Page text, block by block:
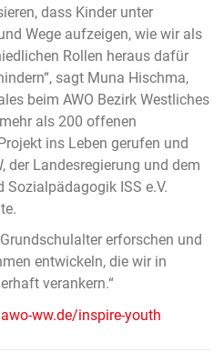
dass Kinder unter
Wege aufzeigen, wie wir als
Rollen heraus dafür
sagt Muna Hischma,
beim AWO Bezirk Westliches
als 200 offenen
ins Leben gerufen und
der Landesregierung und dem
ISS e.V.
erforschen und
entwickeln, die wir in
verankern.“
ww.de/inspire-youth